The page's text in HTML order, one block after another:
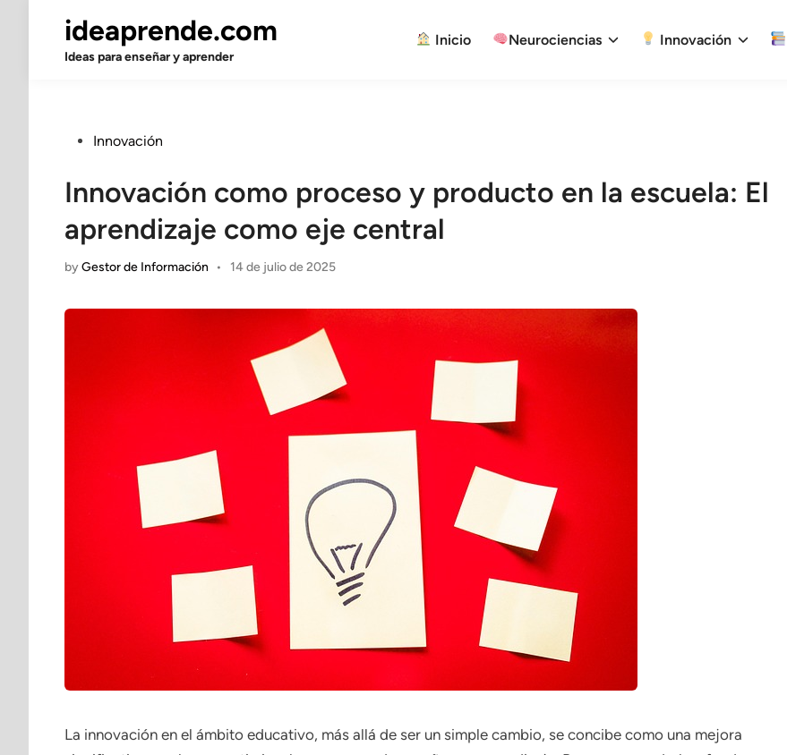
content
ideaprende.com
Ideas para enseñar y aprender
Inicio Neurociencias Innovación
PostedInnovación
Innovación como proceso y producto en la escuela: El
aprendizaje como eje central
byGestor de Información • 14 de julio de 2025
La innovación en el ámbito educativo, más allá de ser un simple cambio, se concibe como una mejora